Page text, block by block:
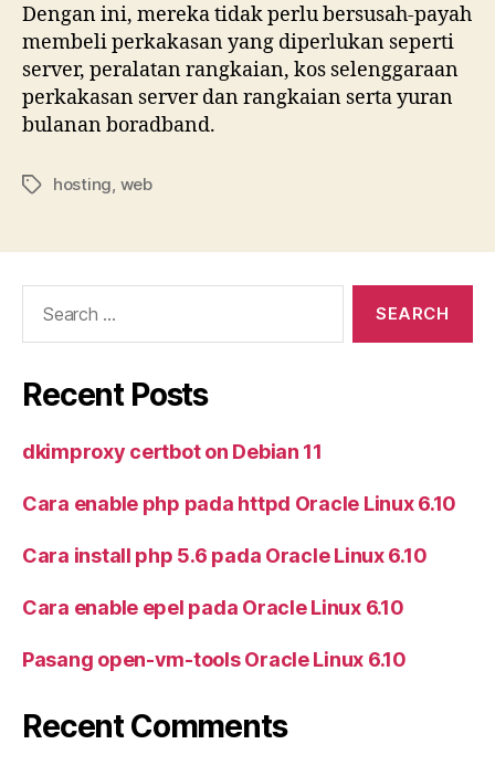
Dengan ini, mereka tidak perlu bersusah-payah
membeli perkakasan yang diperlukan seperti
server, peralatan rangkaian, kos selenggaraan
perkakasan server dan rangkaian serta yuran
bulanan boradband.
Tagshosting web
Recent Posts
dkimproxy certbot on Debian 11
Cara enable php pada httpd Oracle Linux 6.10
Cara install php 5.6 pada Oracle Linux 6.10
Cara enable epel pada Oracle Linux 6.10
Pasang open-vm-tools Oracle Linux 6.10
Recent Comments